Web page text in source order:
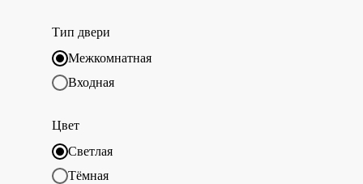
Тип двери
Межкомнатная
Входная
Цвет
Светлая
Тёмная